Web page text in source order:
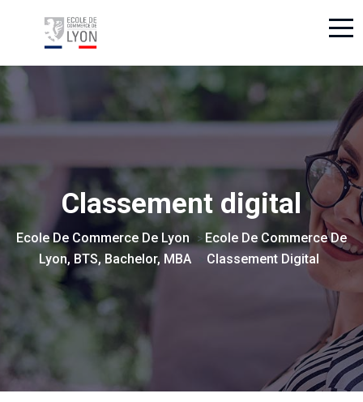
Classement digital
Ecole De Commerce De Lyon > Ecole De Commerce De
Lyon, BTS, Bachelor, MBA
Classement Digital